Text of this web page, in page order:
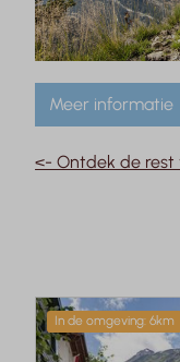
Meer informatie
<- Ontdek de rest
In de omgeving: 6km